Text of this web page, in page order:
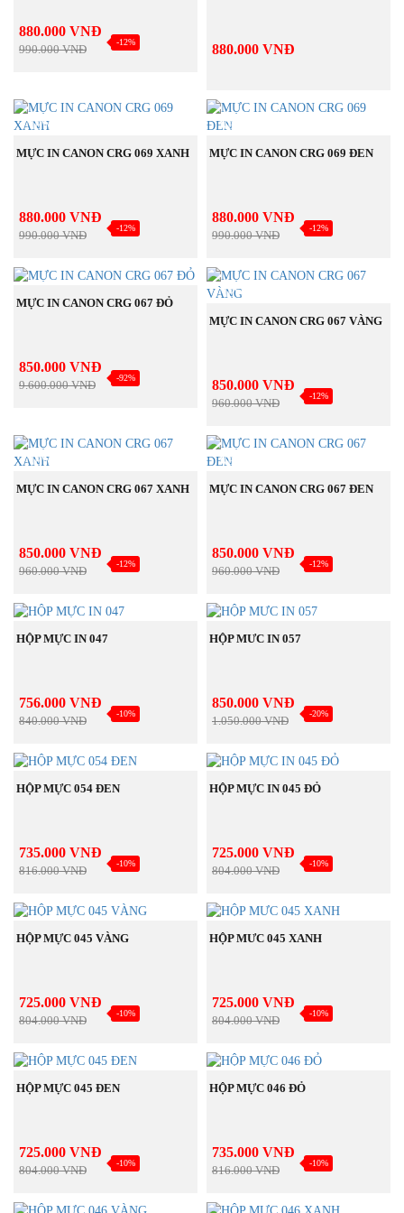
880.000 VNĐ
990.000 VNĐ
-12% 880.000 VNĐ
NEW
MUA NGAY
MỰC IN CANON CRG 069 XANH
880.000 VNĐ
990.000 VNĐ
-12%
NEW
MUA NGAY
MỰC IN CANON CRG 069 ĐEN
880.000 VNĐ
990.000 VNĐ
-12%
MUA NGAY
MỰC IN CANON CRG 067 ĐỎ
850.000 VNĐ
9.600.000 VNĐ
-92%
NEW
MUA NGAY
MỰC IN CANON CRG 067 VÀNG
850.000 VNĐ
960.000 VNĐ
-12%
NEW
MUA NGAY
MỰC IN CANON CRG 067 XANH
850.000 VNĐ
960.000 VNĐ
-12%
NEW
MUA NGAY
MỰC IN CANON CRG 067 ĐEN
850.000 VNĐ
960.000 VNĐ
-12%
BÁN
CHẠY
MUA NGAY
HỘP MỰC IN 047
756.000 VNĐ
840.000 VNĐ
-10%
BÁN
CHẠY
MUA NGAY
HỘP MƯC IN 057
850.000 VNĐ
1.050.000 VNĐ
-20%
BÁN
CHẠY
MUA NGAY
HỘP MỰC 054 ĐEN
735.000 VNĐ
816.000 VNĐ
-10%
BÁN
CHẠY
MUA NGAY
HỘP MỰC IN 045 ĐỎ
725.000 VNĐ
804.000 VNĐ
-10%
BÁN
CHẠY
MUA NGAY
HỘP MỰC 045 VÀNG
725.000 VNĐ
804.000 VNĐ
-10%
BÁN
CHẠY
MUA NGAY
HỘP MƯC 045 XANH
725.000 VNĐ
804.000 VNĐ
-10%
BÁN
CHẠY
MUA NGAY
HỘP MỰC 045 ĐEN
725.000 VNĐ
804.000 VNĐ
-10%
BÁN
CHẠY
MUA NGAY
HỘP MỰC 046 ĐỎ
735.000 VNĐ
816.000 VNĐ
-10%